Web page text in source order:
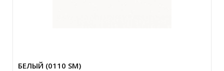
БЕЛЫЙ (0110 SM)